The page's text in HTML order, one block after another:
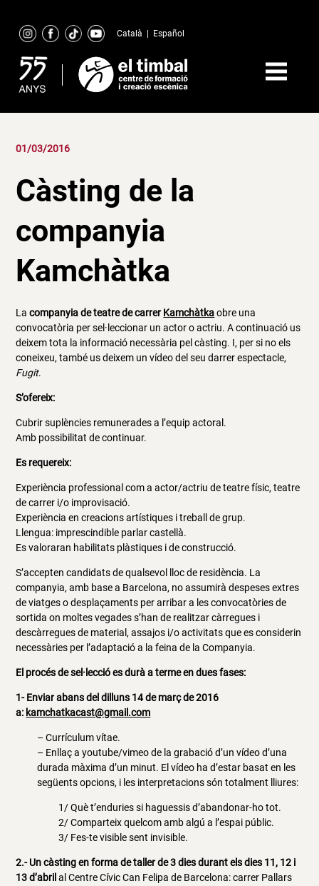
content
Català Español
01/03/2016
Càsting de la
companyia
Kamchàtka
Lacompanyia de teatre de carrer Kamchàtka obre una
convocatòria per sel·leccionar un actor o actriu. A continuació us
deixem tota la informació necessària pel càsting. I, per si no els
coneixeu, també us deixem un vídeo del seu darrer espectacle,
Fugit.
S’ofereix:
Cubrir suplències remunerades a l’equip actoral.
Amb possibilitat de continuar.
Es requereix:
Experiència professional com a actor/actriu de teatre físic, teatre
de carrer i/o improvisació.
Experiència en creacions artístiques i treball de grup.
Llengua: imprescindible parlar castellà.
Es valoraran habilitats plàstiques i de construcció.
S’accepten candidats de qualsevol lloc de residència. La
companyia, amb base a Barcelona, no assumirà despeses extres
de viatges o desplaçaments per arribar a les convocatòries de
sortida on moltes vegades s’han de realitzar càrregues i
descàrregues de material, assajos i/o activitats que es considerin
necessàries per l’adaptació a la feina de la Companyia.
El procés de sel·lecció es durà a terme en dues fases:
1- Enviar abans del dilluns 14 de març de 2016
a: kamchatkacast@gmail.com
– Currículum vítae.
– Enllaç a youtube/vimeo de la grabació d’un vídeo d’una
durada màxima d’un minut. El vídeo ha d’estar basat en les
següents opcions, i les interpretacions són totalment lliures:
1/ Què t’enduries si haguessis d’abandonar-ho tot.
2/ Comparteix quelcom amb algú a l’espai públic.
3/ Fes-te visible sent invisible.
2.- Un càsting en forma de taller de 3 dies durant els dies 11, 12 i
13 d’abril al Centre Cívic Can Felipa de Barcelona: carrer Pallars